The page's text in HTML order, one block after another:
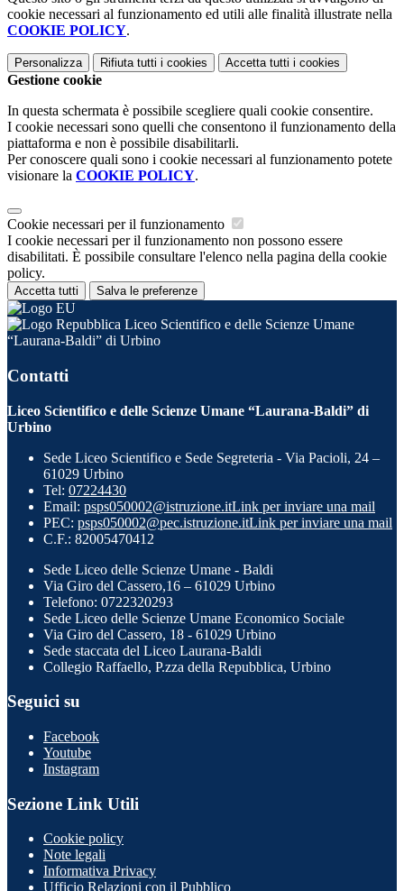
cookie necessari al funzionamento ed utili alle finalità illustrate nella
COOKIE POLICY.
Personalizza Rifiuta tutti i cookies Accetta tutti i cookies
Gestione cookie
In questa schermata è possibile scegliere quali cookie consentire.
I cookie necessari sono quelli che consentono il funzionamento della
piattaforma e non è possibile disabilitarli.
Per conoscere quali sono i cookie necessari al funzionamento potete
visionare la COOKIE POLICY.
Cookie necessari per il funzionamento
I cookie necessari per il funzionamento non possono essere
disabilitati. È possibile consultare l'elenco nella pagina della cookie
policy.
Accetta tutti Salva le preferenze
Liceo Scientifico e delle Scienze Umane
“Laurana-Baldi” di Urbino
Contatti
Liceo Scientifico e delle Scienze Umane “Laurana-Baldi” di
Urbino
Sede Liceo Scientifico e Sede Segreteria - Via Pacioli, 24 –
61029 Urbino
Tel: 07224430
Email: psps050002@istruzione.itLink per inviare una mail
PEC: psps050002@pec.istruzione.itLink per inviare una mail
C.F.: 82005470412
Sede Liceo delle Scienze Umane - Baldi
Via Giro del Cassero,16 – 61029 Urbino
Telefono: 0722320293
Sede Liceo delle Scienze Umane Economico Sociale
Via Giro del Cassero, 18 - 61029 Urbino
Sede staccata del Liceo Laurana-Baldi
Collegio Raffaello, P.zza della Repubblica, Urbino
Seguici su
Facebook
Youtube
Instagram
Sezione Link Utili
Cookie policy
Note legali
Informativa Privacy
Ufficio Relazioni con il Pubblico